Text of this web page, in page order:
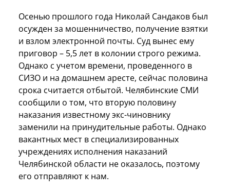
Осенью прошлого года Николай Сандаков был
осужден за мошенничество, получение взятки
и взлом электронной почты. Суд вынес ему
приговор – 5,5 лет в колонии строго режима.
Однако с учетом времени, проведенного в
СИЗО и на домашнем аресте, сейчас половина
срока считается отбытой. Челябинские СМИ
сообщили о том, что вторую половину
наказания известному экс-чиновнику
заменили на принудительные работы. Однако
вакантных мест в специализированных
учреждениях исполнения наказаний
Челябинской области не оказалось, поэтому
его отправляют к нам.